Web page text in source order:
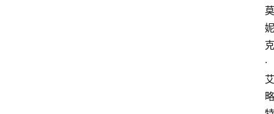
莫
妮
克
·
艾
略